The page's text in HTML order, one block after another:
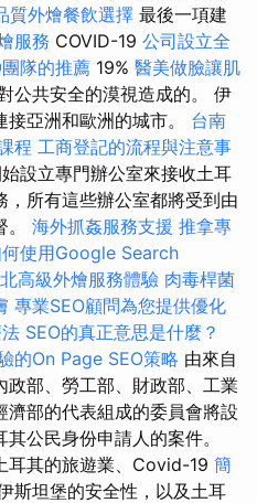
質外燴餐飲選擇 最後一項建
服務 COVID-19 公司設立全
隊的推薦 19% 醫美做臉讓肌
公共安全的漠視造成的。 伊
亞洲和歐洲的城市。 台南
程 工商登記的流程與注意事
設立專門辦公室來接收土耳
所有這些辦公室都將受到由
海外抓姦服務支援 推拿專
使用Google Search
高級外燴服務體驗 肉毒桿菌
專業SEO顧問為您提供優化
SEO的真正意思是什麼？
的On Page SEO策略 由來自
部、勞工部、財政部、工業
部的代表組成的委員會將設
公民身份申請人的案件。
耳其的旅遊業、Covid-19 簡
斯坦堡的安全性，以及土耳